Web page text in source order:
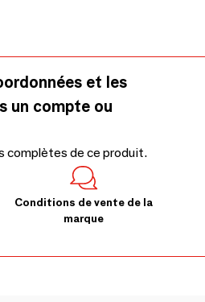
et les
un compte ou
complètes de ce produit.
Conditions de vente de la
marque